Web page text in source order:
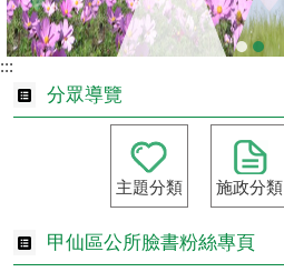
:::
分眾導覽
主題分類 施政分類
甲仙區公所臉書粉絲專頁